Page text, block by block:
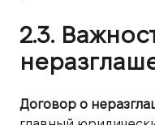
2.3.
Договор о